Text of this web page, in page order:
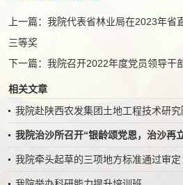
上一篇： 我院代表省林业局在2023年省
三等奖
下一篇： 我院召开2022年度党员领导干
相关文章
我院赴陕西农发集团土地工程技术研究
我院治沙所召开“银龄颂党恩，治沙再
我院牵头起草的三项地方标准通过审定